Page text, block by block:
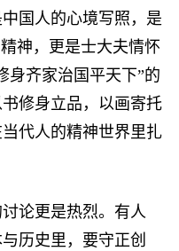
国人的心境写照，是
神，更是士大夫情怀
身齐家治国平天下”的
修身立品，以画寄托
代人的精神世界里扎
论更是热烈。有人
历史里，要守正创